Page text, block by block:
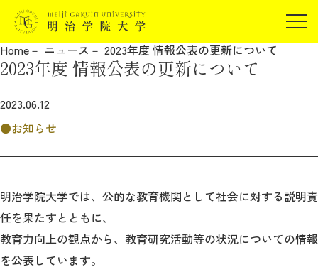
在学生の方
卒業生の方
地域・一般の方
卒業生の方
保証人の方
企業・研究者の方
報道関係の方
Home ニュース 2023年度 情報公表の更新について
2023年度 情報公表の更新について
2023.06.12
お知らせ
明治学院大学では、公的な教育機関として社会に対する説明責
任を果たすとともに、
教育力向上の観点から、教育研究活動等の状況についての情報
を公表しています。